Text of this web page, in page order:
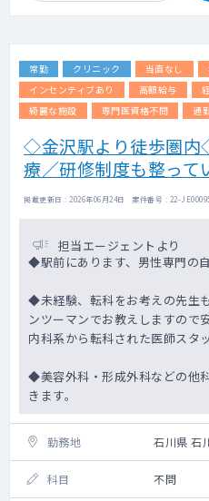
常勤 クリニック 当直なし
インセンティブあり
高額給与
綺麗な施設
専門医資格不問 通
◇金沢駅より徒歩圏
療／研修制度も整って
掲載更新日 : 2026年06月24日 案件番号 : 22-
担当エージェントより
◆駅前にあります、男性専門の
◆未経験、転科をお考えの先生
ンツーマンでお教えしますので
内科系から転科された医師スタ
◆美容外科・形成外科などの他
きます。
勤務地 石川県 石
科目 不問